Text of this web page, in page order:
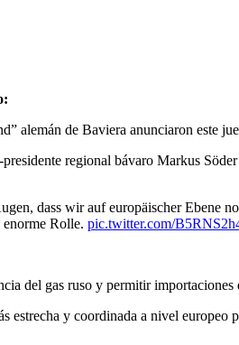
alemán de Baviera anunciaron este
regional bávaro Markus
dass wir auf europäischer Ebene
Rolle. pic.twitter.com/
del gas ruso y permitir
estrecha y coordinada a nivel